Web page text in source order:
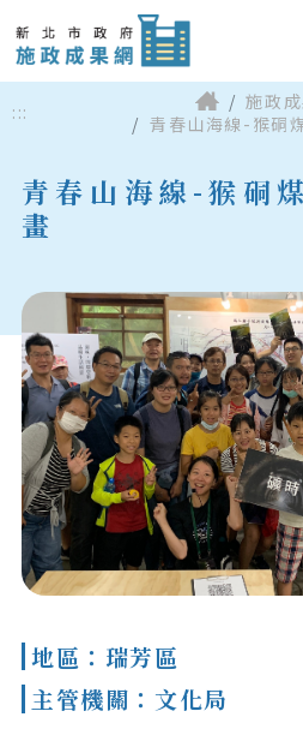
::: 施政
青春山海線-猴硐
青春山海線-猴硐
畫
地區：瑞芳區
主管機關：文化局